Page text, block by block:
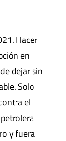
Hacer
en
dejar sin
Solo
el
y fuera